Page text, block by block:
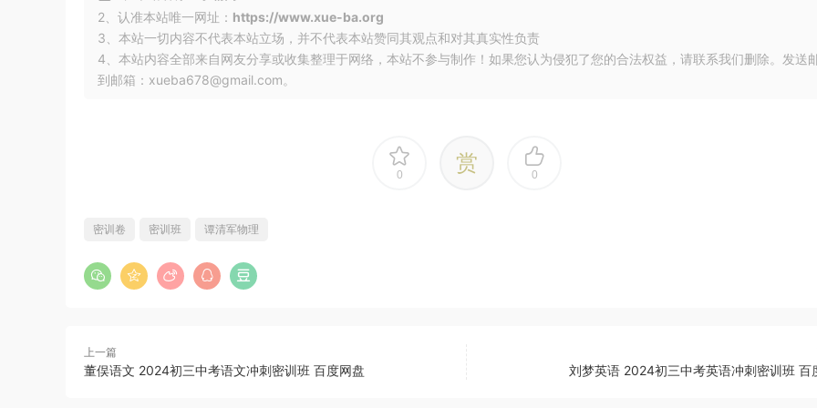
2、认准本站唯一网址： https://www.xue-ba.org
3、本站一切内容不代表本站立场，并不代表本站赞同其观点和对其真实性负责
4、本站内容全部来自网友分享或收集整理于网络，本站不参与制作！如果您认为侵犯了您的合法权益，请联系我们删除。发送
到邮箱：xueba678@gmail.com。
0 赏 0
密训卷 密训班 谭清军物理
上一篇
董俣语文 2024初三中考语文冲刺密训班 百度网盘 刘梦英语 2024初三中考英语冲刺密训班 百